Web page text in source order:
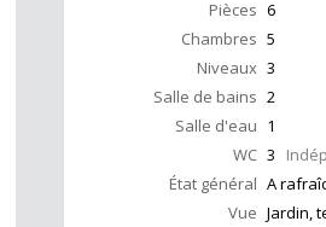
Pièces 6
Chambres 5
Niveaux 3
Salle de bains 2
Salle d'eau 1
WC 3
État général A
Vue Jardin,